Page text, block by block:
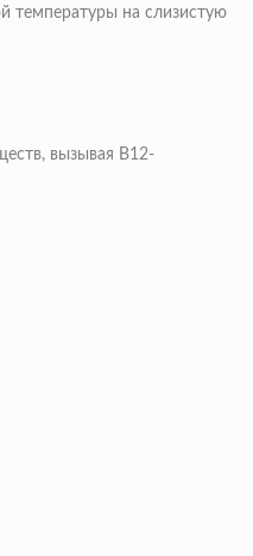
температуры на слизистую
вызывая В12-